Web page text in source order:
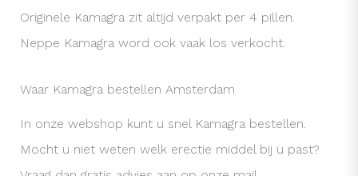
Originele Kamagra zit altijd verpakt per 4 pillen.
Neppe Kamagra word ook vaak los verkocht.
Waar Kamagra bestellen Amsterdam
In onze webshop kunt u snel Kamagra bestellen.
Mocht u niet weten welk erectie middel bij u past?